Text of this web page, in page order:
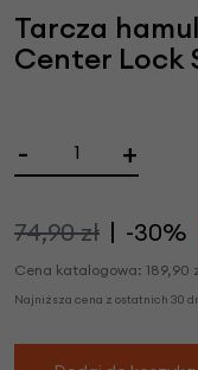
Tarcza
Center Lock
- +
74,90 zł -30%
Cena katalogowa: 189,90
Najniższa cena z ostatnich 30